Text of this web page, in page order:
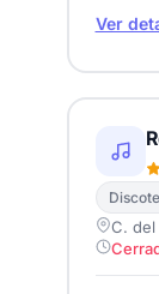
Ver
C. del